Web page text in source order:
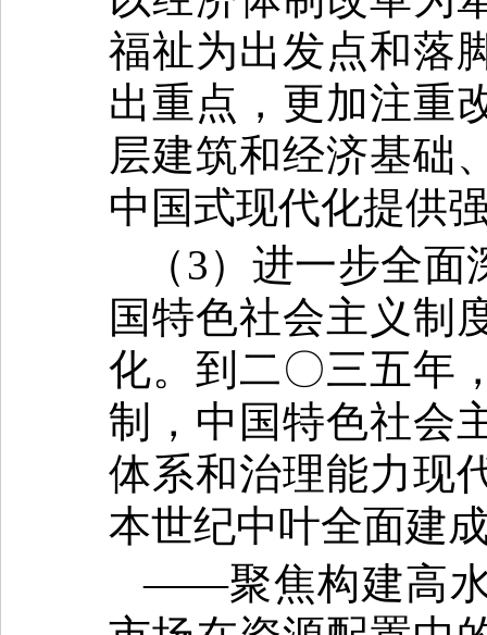
福祉为出发点和落
出重点，更加注重
层建筑和经济基础
中国式现代化提供
（3）进一步全
国特色社会主义制
化。到二〇三五年
制，中国特色社会
体系和治理能力现
本世纪中叶全面建
——聚焦构建高水